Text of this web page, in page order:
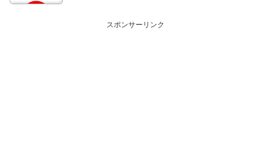
スポンサーリンク